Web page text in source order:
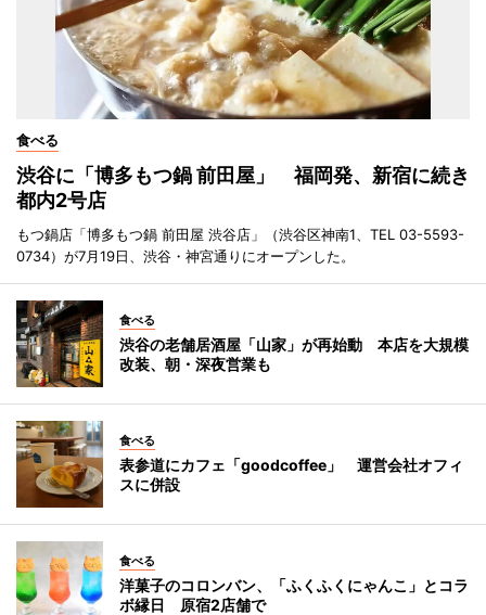
食べる
渋谷に「博多もつ鍋 前田屋」 福岡発、新宿に続き
都内2号店
もつ鍋店「博多もつ鍋 前田屋 渋谷店」（渋谷区神南1、TEL 03-5593-
0734）が7月19日、渋谷・神宮通りにオープンした。
食べる
渋谷の老舗居酒屋「山家」が再始動 本店を大規模
改装、朝・深夜営業も
食べる
表参道にカフェ「goodcoffee」 運営会社オフィ
スに併設
食べる
洋菓子のコロンバン、「ふくふくにゃんこ」とコラ
ボ縁日 原宿2店舗で